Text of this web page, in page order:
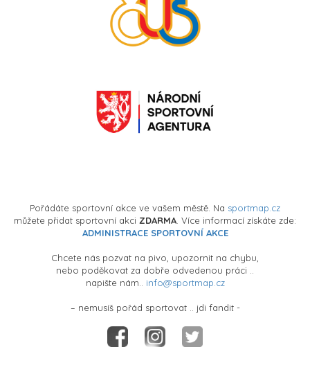
Pořádáte sportovní akce ve vašem městě. Na sportmap.cz
můžete přidat sportovní akci ZDARMA . Více informací získáte zde:
ADMINISTRACE SPORTOVNÍ AKCE
Chcete nás pozvat na pivo, upozornit na chybu,
nebo poděkovat za dobře odvedenou práci ..
napište nám.. info@sportmap.cz
– nemusíš pořád sportovat .. jdi fandit -